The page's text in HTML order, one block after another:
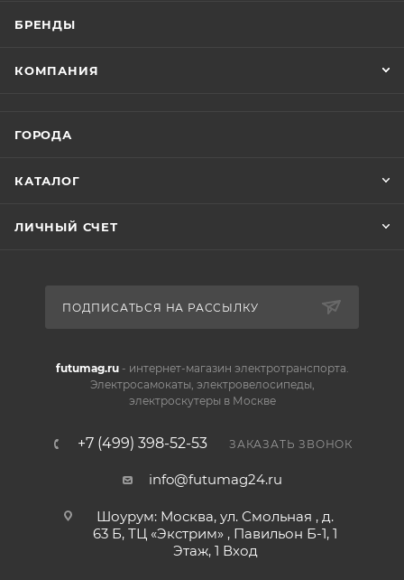
БРЕНДЫ
КОМПАНИЯ
ГОРОДА
КАТАЛОГ
ЛИЧНЫЙ СЧЕТ
ПОДПИСАТЬСЯ НА РАССЫЛКУ
futumag.ru- интернет-магазин электротранспорта.
Электросамокаты, электровелосипеды,
электроскутеры в Москве
+7 (499) 398-52-53 ЗАКАЗАТЬ ЗВОНОК
info@futumag24.ru
Шоурум: Москва, ул. Смольная , д.
63 Б, ТЦ «Экстрим» , Павильон Б-1, 1
Этаж, 1 Вход